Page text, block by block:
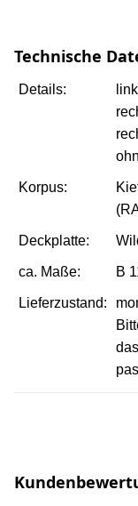
Technische
Details:
Korpus:
Deckplatte:
ca. Maße: B
Lieferzustand: